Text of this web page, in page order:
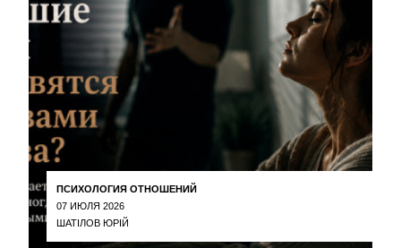
ПСИХОЛОГИЯ ОТНОШЕНИЙ
07 ИЮЛЯ 2026
ШАТІЛОВ ЮРІЙ